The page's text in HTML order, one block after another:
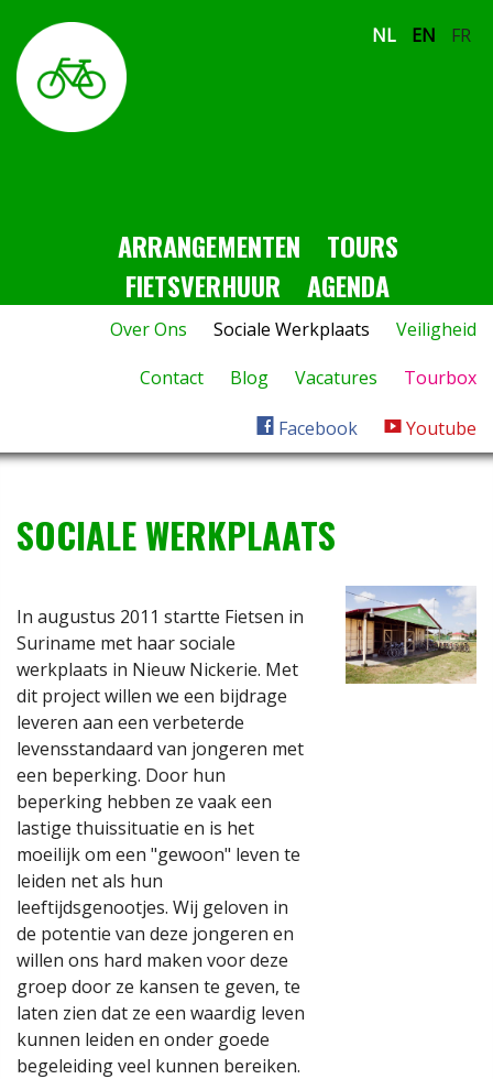
NL EN FR
ARRANGEMENTEN
TOURS
FIETSVERHUUR
AGENDA
Over Ons Sociale Werkplaats
Veiligheid
Contact
Blog Vacatures Tourbox
Facebook Youtube
SOCIALE WERKPLAATS
In augustus 2011 startte Fietsen in
Suriname met haar sociale
werkplaats in Nieuw Nickerie. Met
dit project willen we een bijdrage
leveren aan een verbeterde
levensstandaard van jongeren met
een beperking. Door hun
beperking hebben ze vaak een
lastige thuissituatie en is het
moeilijk om een "gewoon" leven te
leiden net als hun
leeftijdsgenootjes. Wij geloven in
de potentie van deze jongeren en
willen ons hard maken voor deze
groep door ze kansen te geven, te
laten zien dat ze een waardig leven
kunnen leiden en onder goede
begeleiding veel kunnen bereiken.